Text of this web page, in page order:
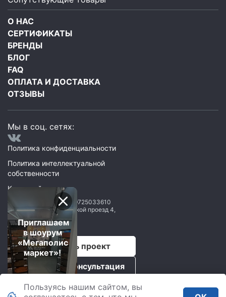
Пользуясь нашим сайтом, вы
О НАС
СЕРТИФИКАТЫ
БРЕНДЫ
БЛОГ
FAQ
ОПЛАТА И ДОСТАВКА
ОТЗЫВЫ
Мы в соц. сетях:
Политика конфиденциальности
Политика интеллектуальной
собственности
Карта сайта
ООО Мегаполис ИНН: 9725033610
119071,Москва,2 Донской проезд 4,
строение 1, пом. 435
Рассчитать проект
Бесплатная консультация
Мегаполис © 2026.
Приглашаем
в шоурум
«Мегаполис
маркет»!